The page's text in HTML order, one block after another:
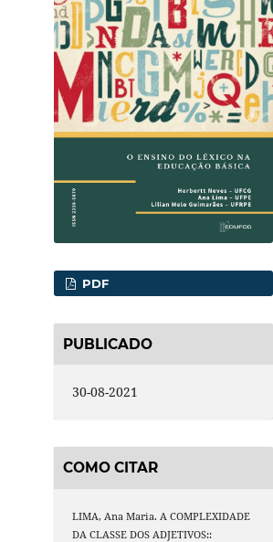
PDF
PUBLICADO
30-08-2021
COMO CITAR
LIMA, Ana Maria. A COMPLEXIDADE
DA CLASSE DOS ADJETIVOS::